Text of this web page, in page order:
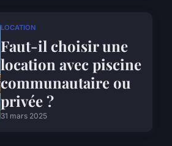
LOCATION
Faut-il choisir une
location avec piscine
communautaire ou
privée ?
31 mars 2025